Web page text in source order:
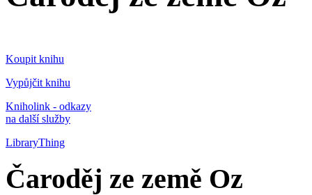
Koupit knihu
Vypůjčit knihu
Kniholink - odkazy
na další služby
LibraryThing
Čaroděj ze země Oz